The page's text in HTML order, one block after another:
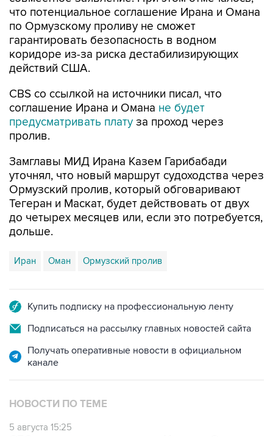
что потенциальное соглашение Ирана и Омана
по Ормузскому проливу не сможет
гарантировать безопасность в водном
коридоре из-за риска дестабилизирующих
действий США.
CBS со ссылкой на источники писал, что
соглашение Ирана и Омана не будет
предусматривать плату за проход через
пролив.
Замглавы МИД Ирана Казем Гарибабади
уточнял, что новый маршрут судоходства через
Ормузский пролив, который обговаривают
Тегеран и Маскат, будет действовать от двух
до четырех месяцев или, если это потребуется,
дольше.
Иран Оман Ормузский пролив
Купить подписку на профессиональную ленту
Подписаться на рассылку главных новостей сайта
Получать оперативные новости в официальном
канале
НОВОСТИ ПО ТЕМЕ
5 августа 15:25